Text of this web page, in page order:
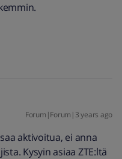
Forum|Forum|3 years ago
aktivoitua, ei anna
Kysyin asiaa ZTE:ltä